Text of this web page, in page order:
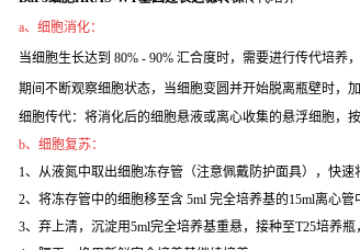
a、细胞消化：
当细胞生长达到 80% - 90% 汇合度时，需要进行传代培养
期间不断观察细胞状态，当细胞变圆并开始脱离瓶壁时，
细胞传代：将消化后的细胞悬液或离心收集的悬浮细胞，
b、细胞复苏：
1、从液氮中取出细胞冻存管（注意佩戴防护面具），快
2、将冻存管中的细胞移至含 5ml 完全培养基的15ml离心管
3、弃上清，沉淀用5ml完全培养基重悬，接种至T25培养